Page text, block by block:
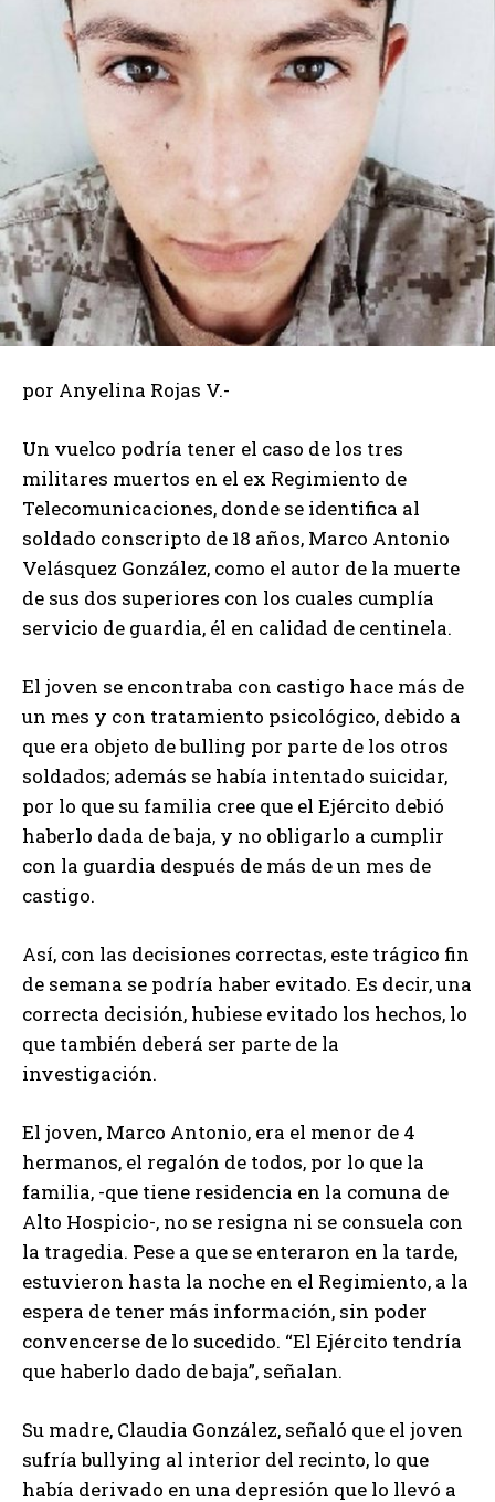
por Anyelina Rojas V.-
Un vuelco podría tener el caso de los tres
militares muertos en el ex Regimiento de
Telecomunicaciones, donde se identifica al
soldado conscripto de 18 años, Marco Antonio
Velásquez González, como el autor de la muerte
de sus dos superiores con los cuales cumplía
servicio de guardia, él en calidad de centinela.
El joven se encontraba con castigo hace más de
un mes y con tratamiento psicológico, debido a
que era objeto de bulling por parte de los otros
soldados; además se había intentado suicidar,
por lo que su familia cree que el Ejército debió
haberlo dada de baja, y no obligarlo a cumplir
con la guardia después de más de un mes de
castigo.
Así, con las decisiones correctas, este trágico fin
de semana se podría haber evitado. Es decir, una
correcta decisión, hubiese evitado los hechos, lo
que también deberá ser parte de la
investigación.
El joven, Marco Antonio, era el menor de 4
hermanos, el regalón de todos, por lo que la
familia, -que tiene residencia en la comuna de
Alto Hospicio-, no se resigna ni se consuela con
la tragedia. Pese a que se enteraron en la tarde,
estuvieron hasta la noche en el Regimiento, a la
espera de tener más información, sin poder
convencerse de lo sucedido. “El Ejército tendría
que haberlo dado de baja”, señalan.
Su madre, Claudia González, señaló que el joven
sufría bullying al interior del recinto, lo que
había derivado en una depresión que lo llevó a